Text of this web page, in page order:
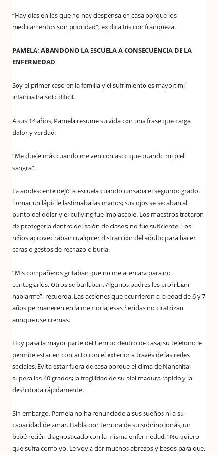
“Hay días en los que no hay despensa en casa porque los
medicamentos son prioridad”, explica Iris con franqueza.
PAMELA: ABANDONO LA ESCUELA A CONSECUENCIA DE LA
ENFERMEDAD
Soy el primer caso en la familia y el sufrimiento es mayor; mi
infancia ha sido difícil.
A sus 14 años, Pamela resume su vida con una frase que carga
dolor y verdad:
“Me duele más cuando me ven con asco que cuando mi piel
sangra”.
La adolescente dejó la escuela cuando cursaba el segundo grado.
Tomar un lápiz le lastimaba las manos; sus ojos se secaban al
punto del dolor y el bullying fue implacable. Los maestros trataron
de protegerla dentro del salón de clases; no fue suficiente. Los
niños aprovechaban cualquier distracción del adulto para hacer
caras o gestos de rechazo o burla.
“Mis compañeros gritaban que no me acercara para no
contagiarlos. Otros se burlaban. Algunos padres les prohibían
hablarme”, recuerda. Las acciones que ocurrieron a la edad de 6 y 7
años permanecen en la memoria; esas heridas no cicatrizan
aunque use cremas.
Hoy pasa la mayor parte del tiempo dentro de casa; su teléfono le
permite estar en contacto con el exterior a través de las redes
sociales. Evita estar fuera de casa porque el clima de Nanchital
supera los 40 grados; la fragilidad de su piel madura rápido y la
deshidrata rápidamente.
Sin embargo, Pamela no ha renunciado a sus sueños ni a su
capacidad de amar. Habla con ternura de su sobrino Jonás, un
bebé recién diagnosticado con la misma enfermedad: “No quiero
que sufra como yo. Le voy a dar muchos abrazos y besos para que,